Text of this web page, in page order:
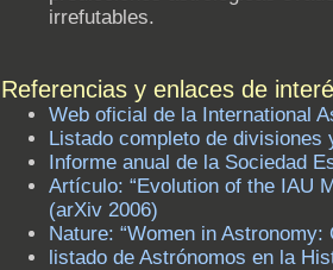
irrefutables.
Referencias y enlaces de
Web oficial de la International
Listado completo de divisiones
Informe anual de la Sociedad
Artículo: “Evolution of the IAU
(arXiv 2006)
Nature: “Women in
listado de Astrónomos en la